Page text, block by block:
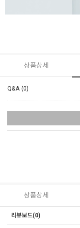
상품상세
Q&A (0)
상품상세
리뷰보드(0)